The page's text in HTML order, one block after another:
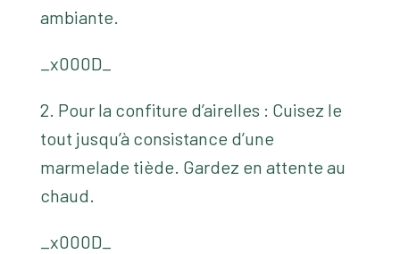
ambiante.
_x000D_
2. Pour la confiture d’airelles : Cuisez le
tout jusqu’à consistance d’une
marmelade tiède. Gardez en attente au
chaud.
_x000D_